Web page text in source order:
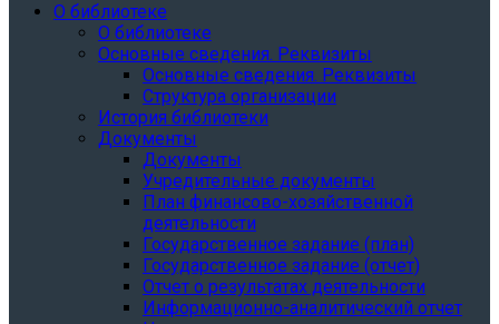
О библиотеке
О библиотеке
Основные сведения. Реквизиты
Основные сведения. Реквизиты
Структура организации
История библиотеки
Документы
Документы
Учредительные документы
План финансово-хозяйственной
деятельности
Государственное задание (план)
Государственное задание (отчет)
Отчет о результатах деятельности
Информационно-аналитический отчет